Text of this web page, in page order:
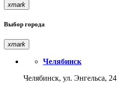
xmark
Выбор города
xmark
Челябинск
Челябинск, ул. Энгельса, 24